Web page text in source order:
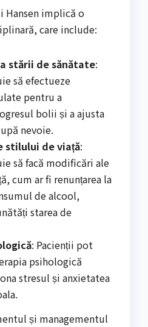
Hansen implică o
care include:
stării de sănătate:
să efectueze
pentru a
bolii și a ajusta
nevoie.
stilului de viață:
să facă modificări ale
cum ar fi renunțarea la
de alcool,
starea de
: Pacienții pot
psihologică
stresul și anxietatea
și managementul